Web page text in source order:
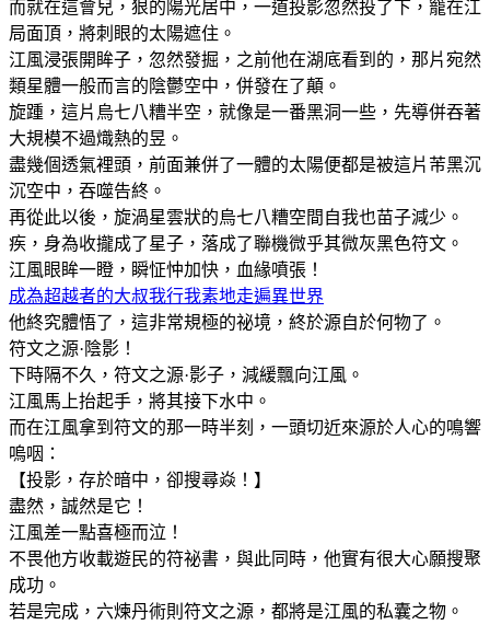
而就在這會兒，狠的陽光居中，一道投影忽然投了下，籠在江
局面頂，將刺眼的太陽遮住。
江風浸張開眸子，忽然發掘，之前他在湖底看到的，那片宛然
類星體一般而言的陰鬱空中，併發在了顛。
旋踵，這片烏七八糟半空，就像是一番黑洞一些，先導併吞著
大規模不過熾熱的昱。
盡幾個透氣裡頭，前面兼併了一體的太陽便都是被這片芾黑沉
沉空中，吞噬告終。
再從此以後，旋渦星雲狀的烏七八糟空間自我也苗子減少。
疾，身為收攏成了星子，落成了聯機微乎其微灰黑色符文。
江風眼眸一瞪，瞬怔忡加快，血緣噴張！
成為超越者的大叔我行我素地走遍異世界
他終究體悟了，這非常規極的祕境，終於源自於何物了。
符文之源·陰影！
下時隔不久，符文之源·影子，減緩飄向江風。
江風馬上抬起手，將其接下水中。
而在江風拿到符文的那一時半刻，一頭切近來源於人心的鳴響
嗚咽：
【投影，存於暗中，卻搜尋焱！】
盡然，誠然是它！
江風差一點喜極而泣！
不畏他方收載遊民的符祕書，與此同時，他實有很大心願搜聚
成功。
若是完成，六煉丹術則符文之源，都將是江風的私囊之物。